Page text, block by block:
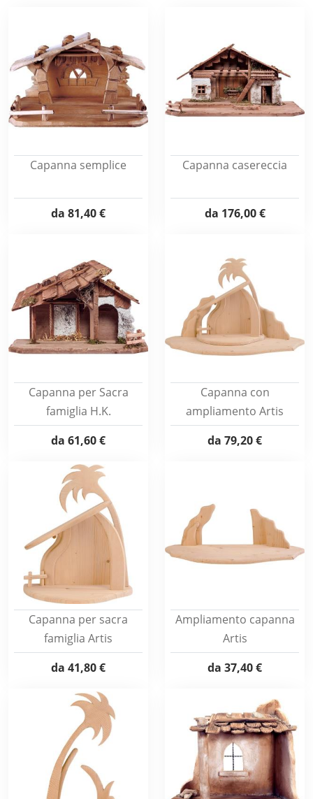
Capanna semplice
da 81,40 €
Capanna casereccia
da 176,00 €
Capanna per Sacra
famiglia H.K.
da 61,60 €
Capanna con
ampliamento Artis
da 79,20 €
Capanna per sacra
famiglia Artis
da 41,80 €
Ampliamento capanna
Artis
da 37,40 €